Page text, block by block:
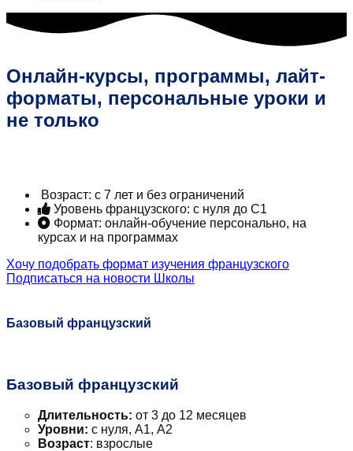
Онлайн-курсы, программы, лайт-
форматы, персональные уроки и
не только
Возраст: с 7 лет и без ограничений
Уровень французского: с нуля до С1
Формат: онлайн-обучение персонально, на
курсах и на программах
Хочу подобрать формат изучения французского
Подписаться на новости Школы
Базовый французский ​
Базовый французский
Длительность: от 3 до 12 месяцев
Уровни: с нуля, А1, А2
Возраст: взрослые